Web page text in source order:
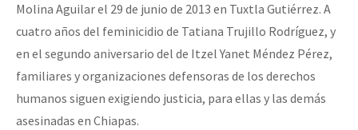
Molina Aguilar el 29 de junio de 2013 en Tuxtla Gutiérrez. A
cuatro años del feminicidio de Tatiana Trujillo Rodríguez, y
en el segundo aniversario del de Itzel Yanet Méndez Pérez,
familiares y organizaciones defensoras de los derechos
humanos siguen exigiendo justicia, para ellas y las demás
asesinadas en Chiapas.